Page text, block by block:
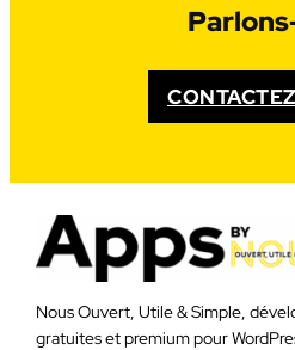
Nous Ouvert, Utile & Simple,
gratuites et premium pour